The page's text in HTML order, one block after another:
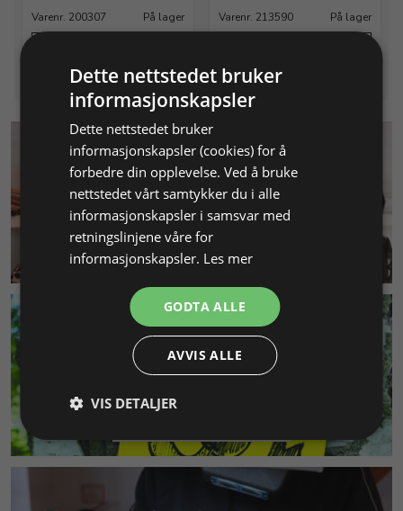
Varenr. 200307 På lager Varenr. 213590 På lager
KUNDESERVICE
Dette nettstedet bruker
informasjonskapsler
Dette nettstedet bruker
informasjonskapsler (cookies) for å
forbedre din opplevelse. Ved å bruke
nettstedet vårt samtykker du i alle
informasjonskapsler i samsvar med
retningslinjene våre for
informasjonskapsler. Les mer
GODTA ALLE
AVVIS ALLE
VIS DETALJER